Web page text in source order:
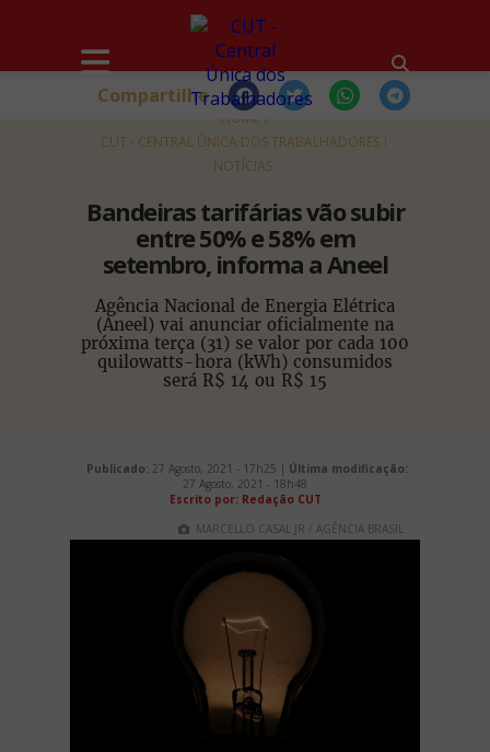
HOME
CUT - CENTRAL ÚNICA DOS TRABALHADORES
NOTÍCIAS
Bandeiras tarifárias vão subir
entre 50% e 58% em
setembro, informa a Aneel
Agência Nacional de Energia Elétrica
(Aneel) vai anunciar oficialmente na
próxima terça (31) se valor por cada 100
quilowatts-hora (kWh) consumidos
será R$ 14 ou R$ 15
Compartilhe
Publicado: 27 Agosto, 2021 - 17h25 | Última modificação:
27 Agosto, 2021 - 18h48
Escrito por: Redação CUT
MARCELLO CASAL JR / AGÊNCIA BRASIL